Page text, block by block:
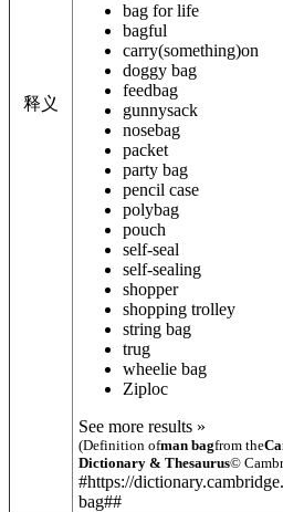
释义
bag for life
bagful
carry(something)on
doggy bag
feedbag
gunnysack
nosebag
packet
party bag
pencil case
polybag
pouch
self-seal
self-sealing
shopper
shopping trolley
string bag
trug
wheelie bag
Ziploc
See more results »
(Definition ofman bagfrom the
Dictionary & Thesaurus©
#https://
bag##